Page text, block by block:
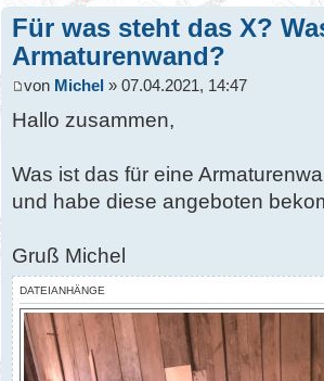
Für was steht das X?
Armaturenwand?
von Michel » 07.04.2021, 14:47
Hallo zusammen,
Was ist das für eine
und habe diese angeboten
Gruß Michel
DATEIANHÄNGE